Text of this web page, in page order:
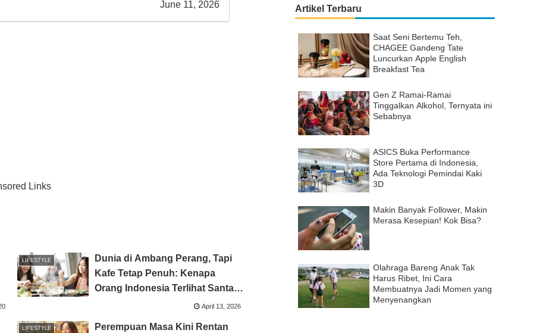
June 11, 2026
Links
LIFESTYLE
Dunia di Ambang Perang, Tapi
Kafe Tetap Penuh: Kenapa
Orang Indonesia Terlihat Santai
April 13, 2026
LIFESTYLE
Perempuan Masa Kini Rentan
Artikel Terbaru
Saat Seni Bertemu Teh,
CHAGEE Gandeng Tate
Luncurkan Apple English
Breakfast Tea
Gen Z Ramai-Ramai
Tinggalkan Alkohol, Ternyata ini
Sebabnya
ASICS Buka Performance
Store Pertama di Indonesia,
Ada Teknologi Pemindai Kaki
3D
Makin Banyak Follower, Makin
Merasa Kesepian! Kok Bisa?
Olahraga Bareng Anak Tak
Harus Ribet, Ini Cara
Membuatnya Jadi Momen yang
Menyenangkan